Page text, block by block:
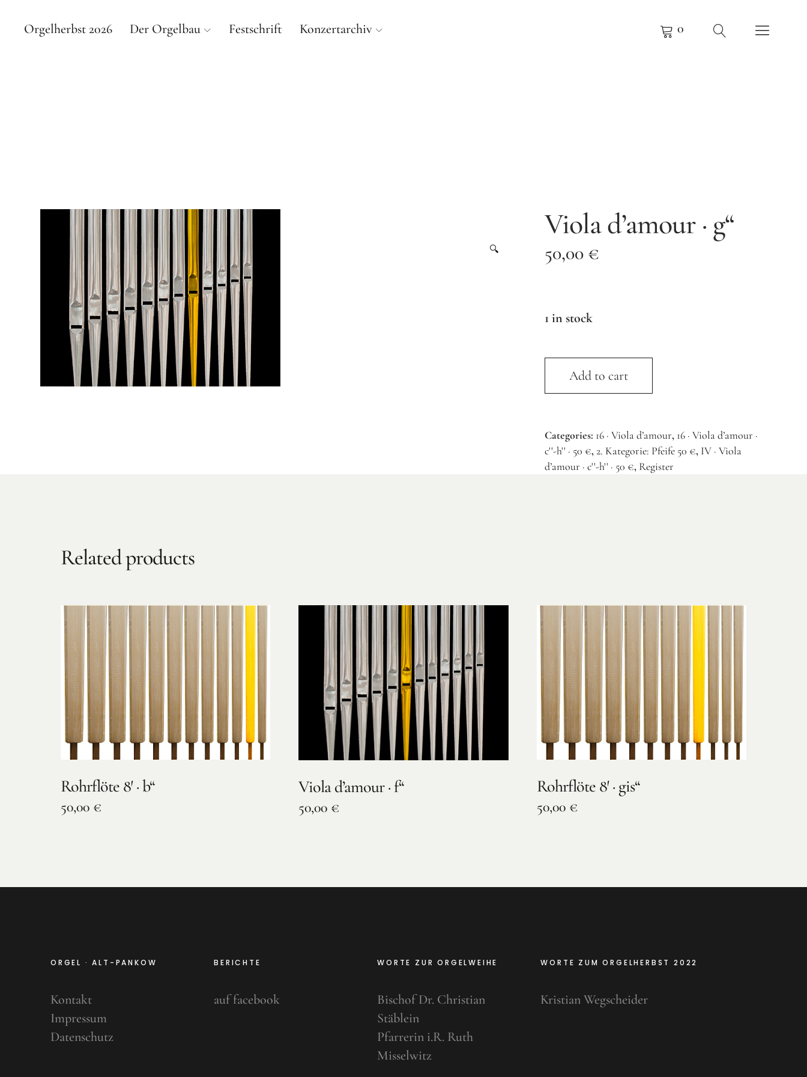
Orgelherbst 2026 Der Orgelbau Festschrift Konzertarchiv 0
🔍
Viola d’amour · g“
50,00 €
1 in stock
Add to cart
Categories: 16 · Viola d’amour, 16 · Viola d’amour ·
c''-h'' · 50 €,2. Kategorie: Pfeife 50 €, IV · Viola
d’amour · c''-h'' · 50 €, Register
Related products
Rohrflöte 8′ · b“
50,00 €
Viola d’amour · f“
50,00 €
Rohrflöte 8′ · gis“
50,00 €
ORGEL · ALT-PANKOW
Kontakt
Impressum
Datenschutz
BERICHTE
auf facebook
WORTE ZUR ORGELWEIHE
Bischof Dr. Christian
Stäblein
Pfarrerin i.R. Ruth
Misselwitz
WORTE ZUM ORGELHERBST 2022
Kristian Wegscheider